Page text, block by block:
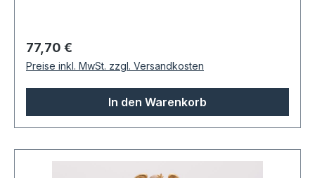
Regulärer Preis:
77,70 €
Preise inkl. MwSt. zzgl. Versandkosten
In den Warenkorb